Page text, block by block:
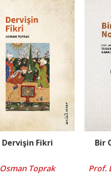
Dervişin Fikri
Osman Toprak
Bir
Prof.